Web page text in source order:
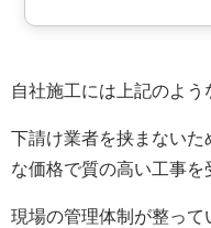
自社施工には上記のよう
下請け業者を挟まない
な価格で質の高い工事を
現場の管理体制が整っ